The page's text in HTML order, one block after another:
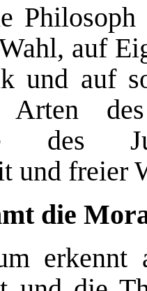
auf
und auf
des
und freier
die